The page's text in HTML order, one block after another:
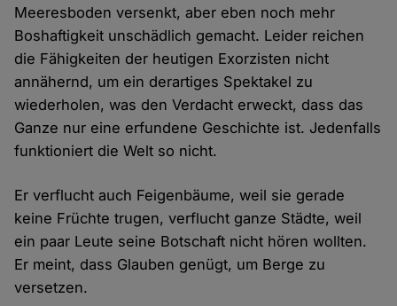
Meeresboden versenkt, aber eben noch mehr
Boshaftigkeit unschädlich gemacht. Leider reichen
die Fähigkeiten der heutigen Exorzisten nicht
annähernd, um ein derartiges Spektakel zu
wiederholen, was den Verdacht erweckt, dass das
Ganze nur eine erfundene Geschichte ist. Jedenfalls
funktioniert die Welt so nicht.
Er verflucht auch Feigenbäume, weil sie gerade
keine Früchte trugen, verflucht ganze Städte, weil
ein paar Leute seine Botschaft nicht hören wollten.
Er meint, dass Glauben genügt, um Berge zu
versetzen.